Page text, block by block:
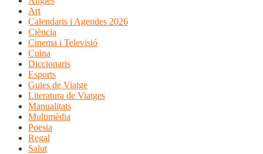
Art
Calendaris i Agendes 2026
Ciència
Cinema i Televisió
Cuina
Diccionaris
Esports
Guies de Viatge
Literatura de Viatges
Manualitats
Multimèdia
Poesia
Regal
Salut